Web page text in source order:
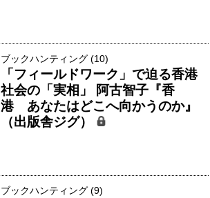
ブックハンティング (10)
「フィールドワーク」で迫る香港
社会の「実相」 阿古智子『香
港 あなたはどこへ向かうのか』
（出版舎ジグ）
ブックハンティング (9)